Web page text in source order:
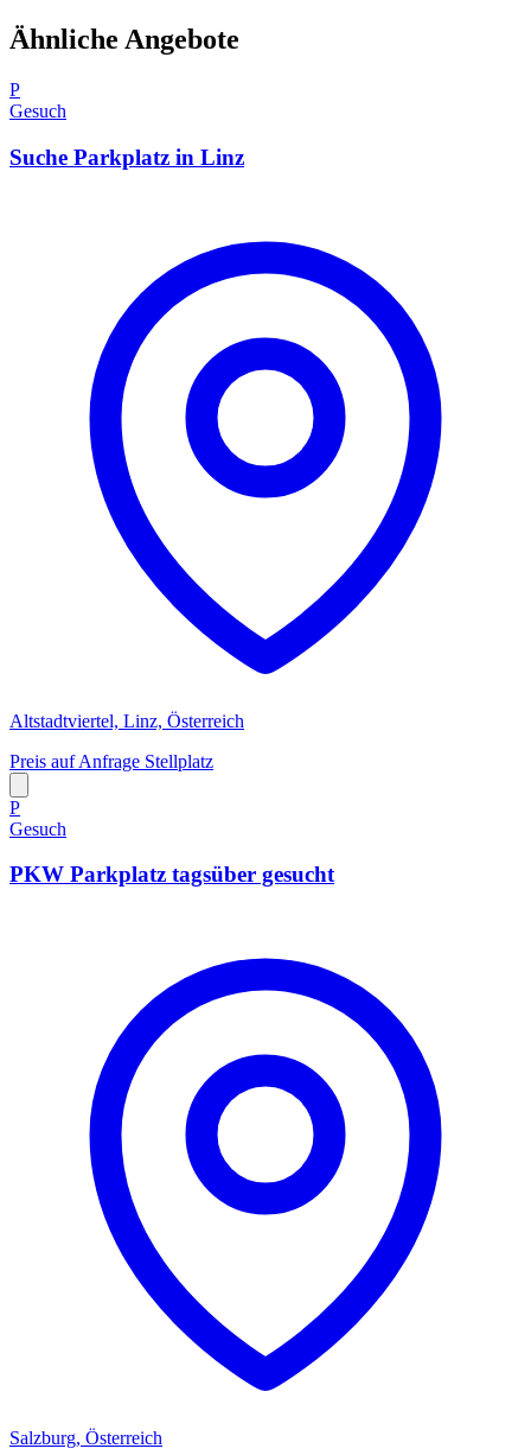
Ähnliche Angebote
P
Gesuch
Suche Parkplatz in Linz
Altstadtviertel, Linz, Österreich
Preis auf Anfrage Stellplatz
P
Gesuch
PKW Parkplatz tagsüber gesucht
Salzburg, Österreich